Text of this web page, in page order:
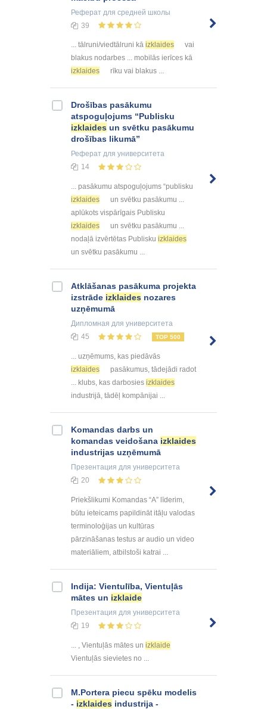
Реферат для средней школы
39
... tālruni/viedtālruni kā izklaides
vai
blakus nodarbes ... mobilās ierīces kā
izklaides
rīku vai blakus ...
Drošības pasākumu
atspoguļojums “Publisku
izklaides un svētku pasākumu
drošības likumā”
Реферат для университета
14
... pasākumu atspoguļojums “publisku
izklaides
un svētku pasākumu ...
aplūkots vispārīgais Publisku
izklaides
un svētku pasākumu ...
nodaļā izvērtētas Publisku izklaides
un svētku pasākumu ...
Atklāšanas pasākuma projekta
izstrāde izklaides nozares
uzņēmumā
Дипломная для университета
45
TOP 500
... uzņēmums, kas piedāvās
izklaides
pasākumus, tādejādi radot
... klubs, kas darbosies izklaides
industrijā, tādēļ kompānijai ...
Komandas darbs un
komandas veidošana izklaides
industrijas uzņēmumā
Презентация для университета
20
Priekšlikumi Komandas “A” līderim,
būtu ieteicams papildināt itāļu valodas
terminoloģijas un kultūras
pārzināšanas testus ar audio un video
materiāliem, atbilstoši katrai ...
Indija: Vientulība, Vientuļās
mātes un izklaide
Презентация для университета
19
... , Vientuļās mātes un izklaide
Vientuļās sievietes no ...
M.Portera piecu spēku modelis
- izklaides industrija -